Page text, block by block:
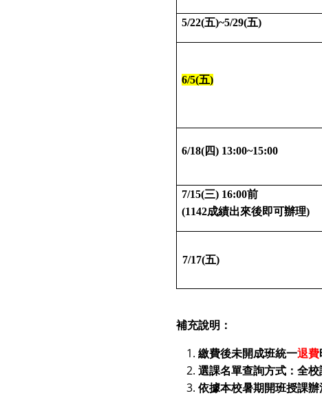
5/22(五)~5/29(五)
6/5(五)
6/18(四) 13:00~15:00
7/15(三) 16:00前
(1142成績出來後即可辦理)
7/17(五)
補充說明：
繳費後未開成班統一退費
選課名單查詢方式：全
依據本校暑期開班授課辦